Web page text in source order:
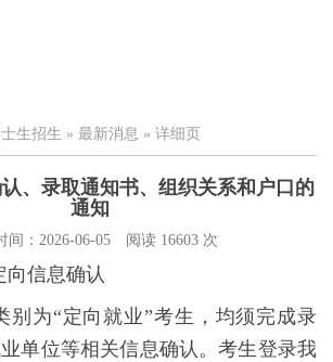
生招生 » 最新消息 » 详细页
、录取通知书、组织关系和户口的
通知
间：2026-06-05 阅读 16603 次
向信息确认
别为“定向就业”考生，均须完成录
单位等相关信息确认。考生登录我